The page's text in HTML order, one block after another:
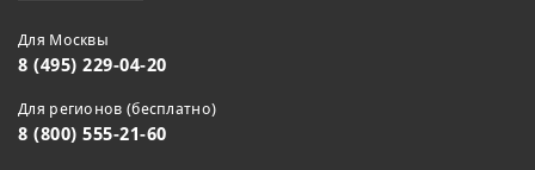
Для Москвы
8 (495) 229-04-20
Для регионов (бесплатно)
8 (800) 555-21-60